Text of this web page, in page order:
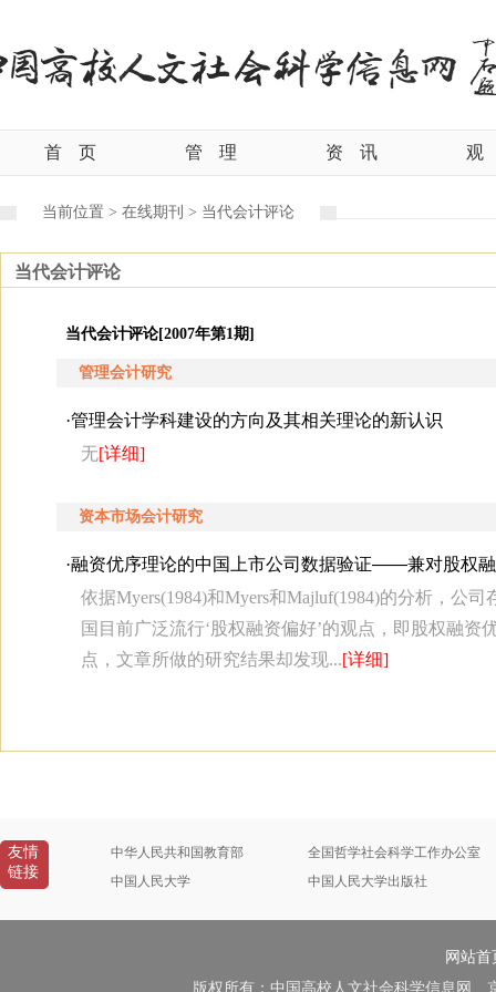
首 页 管 理 资 讯 观
当前位置 > 在线期刊 > 当代会计评论
当代会计评论
当代会计评论[2007年第1期]
管理会计研究
·管理会计学科建设的方向及其相关理论的新认识
无[详细]
资本市场会计研究
·融资优序理论的中国上市公司数据验证——兼对股权
依据Myers(1984)和Myers和Majluf(1984)的分析，公
国目前广泛流行‘股权融资偏好’的观点，即股权融资
点，文章所做的研究结果却发现...[详细]
友情
链接
中华人民共和国教育部
全国哲学社会科学工作办公室
中国人民大学
中国人民大学出版社
网站首
版权所有：中国高校人文社会科学信息网